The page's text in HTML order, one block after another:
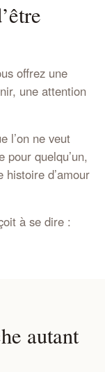
offrez une
une attention
l’on ne veut
pour quelqu’un,
histoire d’amour
à se dire :
autant